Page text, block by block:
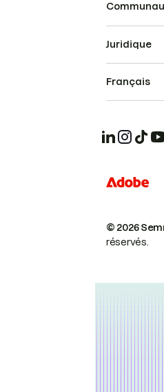
© 2026
réservés.
Juridique
Français